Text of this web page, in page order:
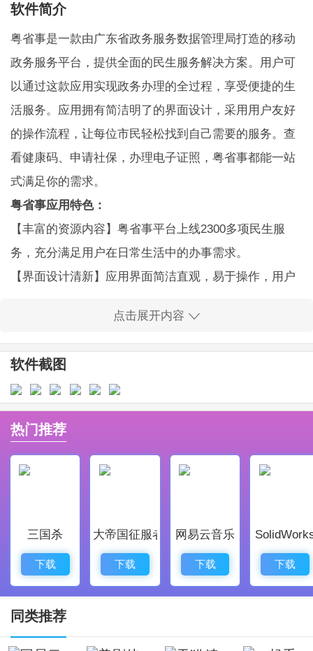
软件简介
粤省事是一款由广东省政务服务数据管理局打造的移动
政务服务平台，提供全面的民生服务解决方案。用户可
以通过这款应用实现政务办理的全过程，享受便捷的生
活服务。应用拥有简洁明了的界面设计，采用用户友好
的操作流程，让每位市民轻松找到自己需要的服务。查
看健康码、申请社保，办理电子证照，粤省事都能一站
式满足你的需求。
粤省事应用特色：
【丰富的资源内容】粤省事平台上线2300多项民生服
务，充分满足用户在日常生活中的办事需求。
【界面设计清新】应用界面简洁直观，易于操作，用户
【核心功能强大】用户可快速完成社保查询、养老金认
证等重要事项，真正解决了办事效率低下的问题。
【免费提供服务】所有服务均为免费，用户可以轻松享
受到各类实用功能，实现真正的白嫖体验。
【用户体验优越】提供快捷的登录方式，支持人脸识
别，保证了用户操作的便利性与安全性。
【多场景应用】支持酒店入住、图书借阅等生活场景，
【各类信息一网打尽】提供健康码、社保、税务等信
息，让用户在掌心中获取所需。
【高效便捷的操作】用户只需轻松几步，就可以完成核
酸检测记录查询或社保缴费记录查看。
点击展开内容
软件截图
热门推荐
三国杀
下载
大帝国征服者
下载
网易云音乐
下载 下载
同类推荐